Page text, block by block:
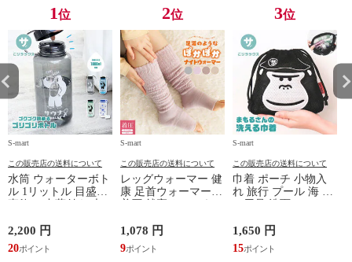
TOPAZ 1410
1位
S-mart
この販売店の送料について
水筒 ウォーターボト
ル 1リットル 目盛り
マイボトル 動物 ア
ニマル ゴリラ ごリ
ラックス ゴリゴリボ
2,200 円
20
2位
S-mart
この販売店の送料について
レッグウォーマー 健
康 足首ウォーマー
ふんわり 足湯のよう
なぽかぽかナイトウ
ォーマー inf-26
1,078 円
9
3位
S-mart
この販売店の送料について
巾着 ポーチ 小物入
れ 旅行 プール 海 バ
サウナ ごリラックス
まもるさんの洗える
巾着 ブラック 黒
1,650 円
15